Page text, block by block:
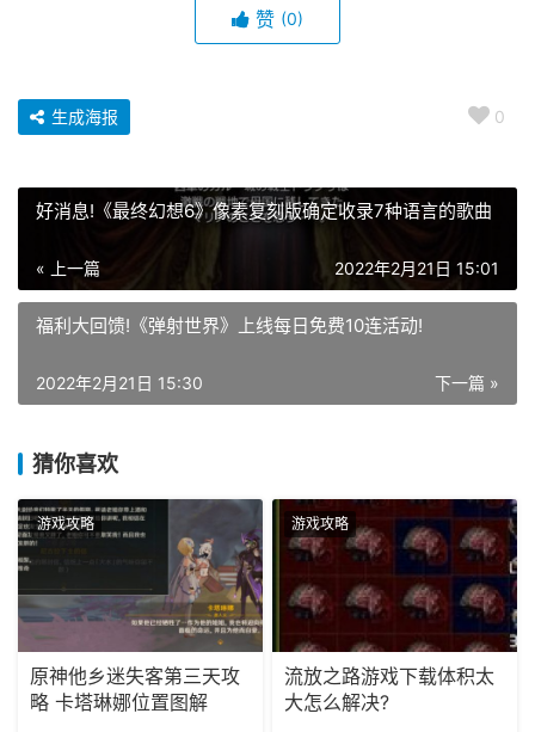
赞 (0)
0
生成海报
好消息!《最终幻想6》像素复刻版确定收录7种语言的歌曲
« 上一篇 2022年2月21日 15:01
福利大回馈!《弹射世界》上线每日免费10连活动!
下一篇 »
2022年2月21日 15:30
猜你喜欢
游戏攻略
原神他乡迷失客第三天攻
略 卡塔琳娜位置图解
游戏攻略
流放之路游戏下载体积太
大怎么解决?